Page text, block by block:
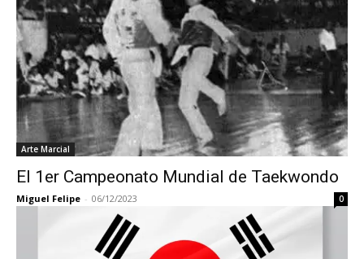
Arte Marcial
El 1er Campeonato Mundial de Taekwondo
Miguel Felipe - 06/12/2023 0